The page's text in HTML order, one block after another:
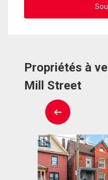
Propriétés à
Mill Street